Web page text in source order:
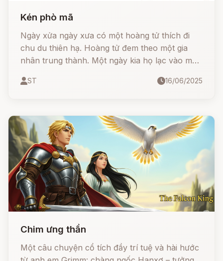
Kén phò mã
Ngày xửa ngày xưa có một hoàng tử thích đi
chu du thiên hạ. Hoàng tử đem theo một gia
nhân trung thành. Một ngày kia họ lạc vào một
vẫn không nhìn thấy một ngôi nhà nào, họ lo
đang đi về hướng một căn nhà nhỏ, hoàng tử
rảo bước theo sau.
ST 16/06/2025
Chim ưng thần
Một câu chuyện cổ tích đầy trí tuệ và hài hước